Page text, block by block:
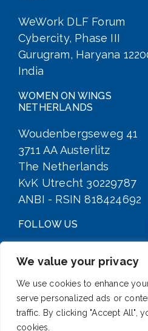
We value your privacy
We use cookies to enhance
serve personalized ads or
traffic. By clicking "Accept All",
cookies.
WeWork DLF Forum
Cybercity, Phase III
Gurugram, Haryana
India
WOMEN ON WINGS
NETHERLANDS
Woudenbergseweg 41
3711 AA Austerlitz
The Netherlands
KvK Utrecht 30229787
ANBI - RSIN 818424692
FOLLOW US